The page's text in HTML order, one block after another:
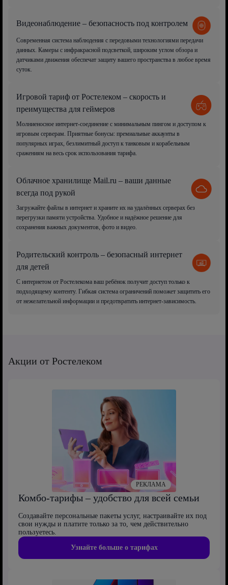
Видеонаблюдение – безопасность под контролем
Современная система наблюдения с передовыми технологиями передачи
данных. Камеры с инфракрасной подсветкой, широким углом обзора и
датчиками движения обеспечат защиту вашего пространства в любое время
суток.
Игровой тариф от Ростелеком – скорость и
преимущества для геймеров
Молниеносное интернет-соединение с минимальным пингом и доступом к
игровым серверам. Приятные бонусы: премиальные аккаунты в
популярных играх, безлимитный доступ к танковым и корабельным
сражениям на весь срок использования тарифа.
Облачное хранилище Mail.ru – ваши данные
всегда под рукой
Загружайте файлы в интернет и храните их на удалённых серверах без
перегрузки памяти устройства. Удобное и надёжное решение для
сохранения важных документов, фото и видео.
Родительский контроль – безопасный интернет
для детей
С интернетом от Ростелекома ваш ребёнок получит доступ только к
подходящему контенту. Гибкая система ограничений поможет защитить его
от нежелательной информации и предотвратить интернет-зависимость.
Акции от Ростелеком
Комбо-тарифы – удобство для всей семьи
Создавайте персональные пакеты услуг, настраивайте их под
свои нужды и платите только за то, чем действительно
пользуетесь.
Узнайте больше о тарифах
РЕКЛАМА